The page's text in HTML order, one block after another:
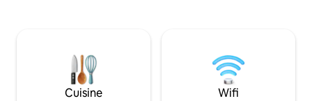
Gorges du Verdon,sports nautiques...
Accès par un chemin de terre Parking à
Une caravane
sanitaire et
votre disposition.
Cuisine Wifi